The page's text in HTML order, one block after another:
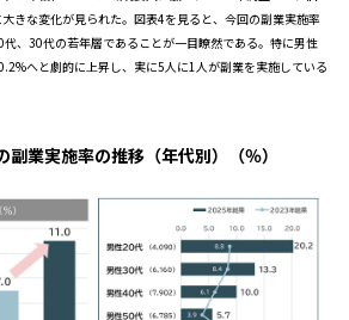
きな変化が見られた。図表4を見ると、今回の副業実施率
、30代の若年層であることが一目瞭然である。特に男性
へと劇的に上昇し、実に5人に1人が副業を実施している
副業実施率の推移（年代別）（％）